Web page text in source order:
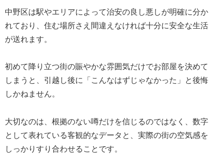
中野区は駅やエリアによって治安の良し悪しが明確に分か
れており、住む場所さえ間違えなければ十分に安全な生活
が送れます。
初めて降り立つ街の賑やかな雰囲気だけでお部屋を決めて
しまうと、引越し後に「こんなはずじゃなかった」と後悔
しかねません。
大切なのは、根拠のない噂だけを信じるのではなく、数字
として表れている客観的なデータと、実際の街の空気感を
しっかりすり合わせることです。